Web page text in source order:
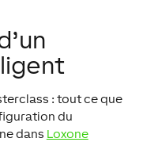
: tout ce que
du
dans Loxone